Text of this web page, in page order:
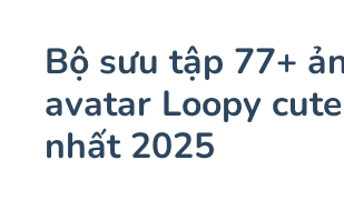
Bộ sưu tập 77+
avatar Loopy
nhất 2025